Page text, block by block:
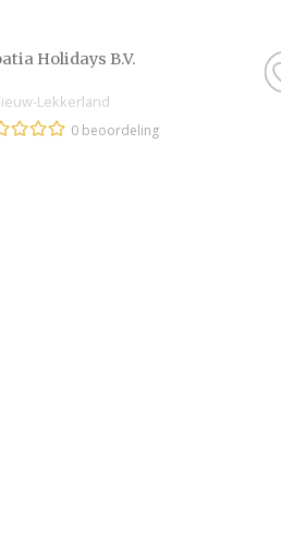
Holidays B.V.
Lekkerland
0 beoordeling